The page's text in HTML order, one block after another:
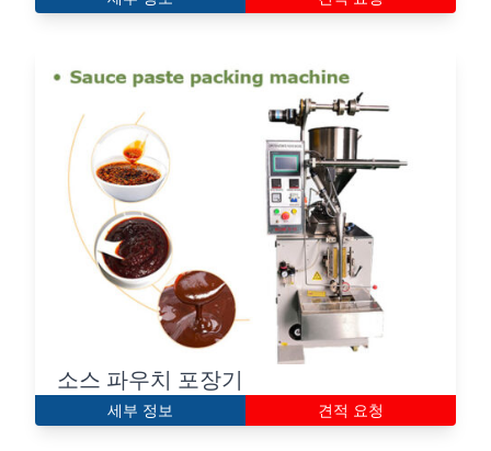
소스 파우치 포장기
세부 정보 견적 요청